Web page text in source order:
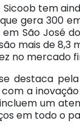
tem
gera 300
São José
mais de
no mercado
destaca
a
um
em todo o